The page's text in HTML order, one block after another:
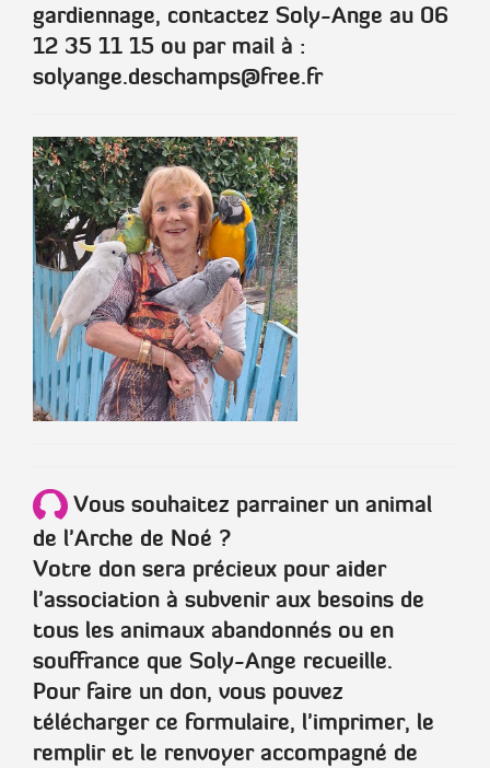
gardiennage, contactez Soly-Ange au 06
12 35 11 15 ou par mail à :
solyange.deschamps@free.fr
Vous souhaitez parrainer un animal
de l'Arche de Noé ?
Votre don sera précieux pour aider
l'association à subvenir aux besoins de
tous les animaux abandonnés ou en
souffrance que Soly-Ange recueille.
Pour faire un don, vous pouvez
télécharger ce formulaire, l'imprimer, le
remplir et le renvoyer accompagné de